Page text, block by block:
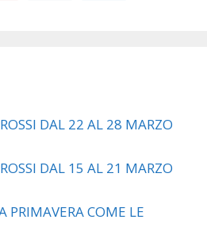
DAL 22 AL 28 MARZO
DAL 15 AL 21 MARZO
PRIMAVERA COME LE